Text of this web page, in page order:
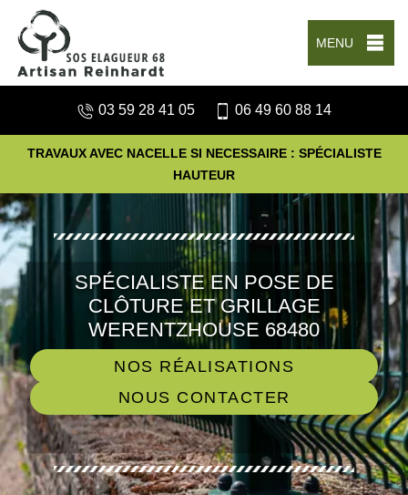
MENU
03 59 28 41 05 06 49 60 88 14
TRAVAUX AVEC NACELLE SI NECESSAIRE : SPÉCIALISTE
HAUTEUR
SPÉCIALISTE EN POSE DE
CLÔTURE ET GRILLAGE
WERENTZHOUSE 68480
NOS RÉALISATIONS
NOUS CONTACTER